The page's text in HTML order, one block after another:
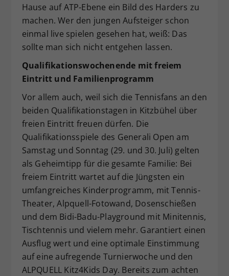
Hause auf ATP-Ebene ein Bild des Harders zu
machen. Wer den jungen Aufsteiger schon
einmal live spielen gesehen hat, weiß: Das
sollte man sich nicht entgehen lassen.
Qualifikationswochenende mit freiem
Eintritt und Familienprogramm
Vor allem auch, weil sich die Tennisfans an den
beiden Qualifikationstagen in Kitzbühel über
freien Eintritt freuen dürfen. Die
Qualifikationsspiele des Generali Open am
Samstag und Sonntag (29. und 30. Juli) gelten
als Geheimtipp für die gesamte Familie: Bei
freiem Eintritt wartet auf die Jüngsten ein
umfangreiches Kinderprogramm, mit Tennis-
Theater, Alpquell-Fotowand, Dosenschießen
und dem Bidi-Badu-Playground mit Minitennis,
Tischtennis und vielem mehr. Garantiert einen
Ausflug wert und eine optimale Einstimmung
auf eine aufregende Turnierwoche und den
ALPQUELL Kitz4Kids Day. Bereits zum achten